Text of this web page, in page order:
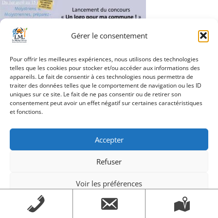
Gérer le consentement
Pour offrir les meilleures expériences, nous utilisons des technologies
telles que les cookies pour stocker et/ou accéder aux informations des
appareils. Le fait de consentir à ces technologies nous permettra de
traiter des données telles que le comportement de navigation ou les ID
uniques sur ce site. Le fait de ne pas consentir ou de retirer son
consentement peut avoir un effet négatif sur certaines caractéristiques
et fonctions.
Accepter
Refuser
Voir les préférences
Mentions légalesMentions légales
Navigation
de
l’article
Slider_Concours_Logo
Création Androme Informatique
réservés.|Mentions légales